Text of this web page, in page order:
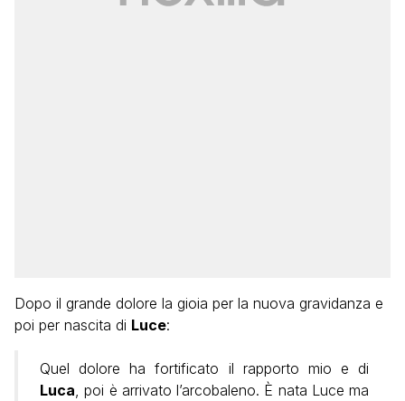
Dopo il grande dolore la gioia per la nuova gravidanza e
poi per nascita di Luce:
Quel dolore ha fortificato il rapporto mio e di
Luca , poi è arrivato l’arcobaleno. È nata Luce ma